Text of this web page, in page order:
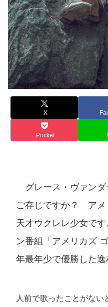
X
Pocket
グレース・ヴァンダ
ご存じですか？ アメ
天才ウクレレ少女で
ン番組「アメリカズ
年最年少で優勝した逸
人前で歌ったことがない